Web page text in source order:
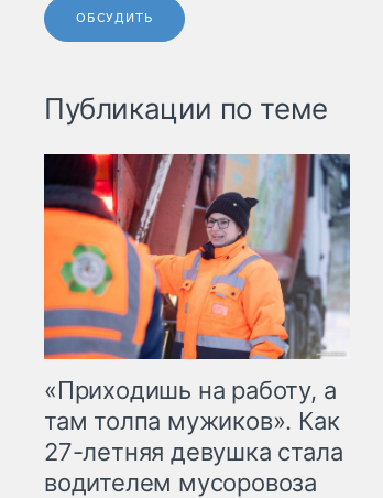
ОБСУДИТЬ
Публикации по теме
«Приходишь на работу, а
там толпа мужиков». Как
27-летняя девушка стала
водителем мусоровоза